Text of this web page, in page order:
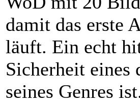
damit das erste
läuft. Ein echt
Sicherheit eines
seines Genres